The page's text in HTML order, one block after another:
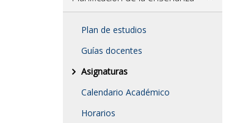
Plan de estudios
Guías docentes
Asignaturas
Calendario Académico
Horarios